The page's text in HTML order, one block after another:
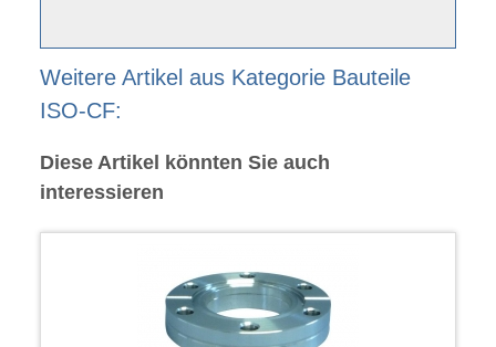
Weitere Artikel aus Kategorie Bauteile
ISO-CF:
Diese Artikel könnten Sie auch
interessieren